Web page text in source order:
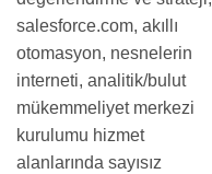
salesforce.com, akıllı
otomasyon, nesnelerin
interneti, analitik/bulut
mükemmeliyet merkezi
kurulumu hizmet
alanlarında sayısız